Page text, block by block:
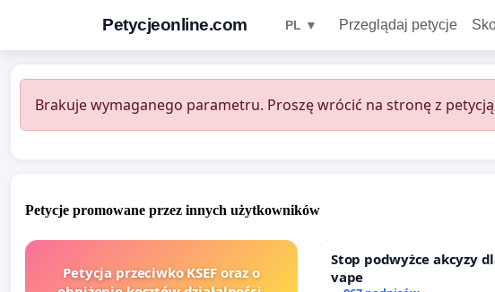
Petycjeonline.com PL ▼ Przeglądaj petycje
Brakuje wymaganego parametru. Proszę wrócić na stronę z
Petycje promowane przez innych użytkowników
Petycja przeciwko KSEF oraz o
Stop podwyżce akcyzy
vape